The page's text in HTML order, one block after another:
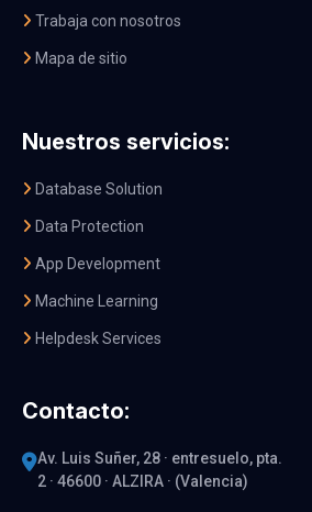
Trabaja con nosotros
Mapa de sitio
Nuestros servicios:
Database Solution
Data Protection
App Development
Machine Learning
Helpdesk Services
Contacto:
Av. Luis Suñer, 28 · entresuelo, pta.
2 · 46600 · ALZIRA · (Valencia)